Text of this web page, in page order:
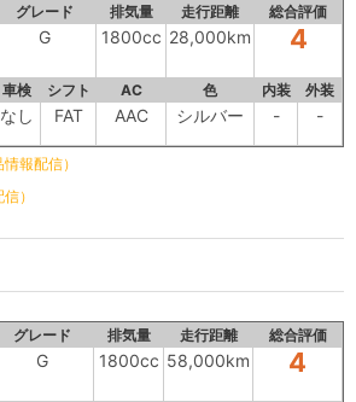
グレード 排気量 走行距離 総合評価
G 1800cc 28,000km 4
車検 シフト AC 色 内装 外装
なし FAT AAC シルバー - -
報配信）
）
グレード 排気量 走行距離 総合評価
G 1800cc 58,000km 4